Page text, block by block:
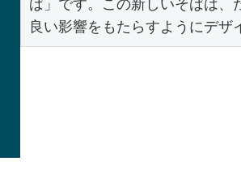
ば」です。この新しいそばは、
良い影響をもたらすようにデザ